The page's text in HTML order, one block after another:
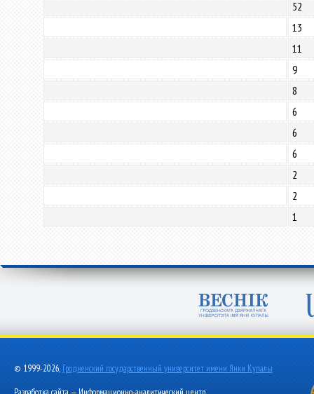
52
13
11
9
8
6
6
6
2
2
1
© 1999-2026, Гродненский государственный университет имени Янки Купалы